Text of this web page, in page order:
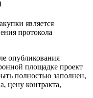
является
протокола
опубликования
площадке проект
полностью заполнен,
цену контракта,